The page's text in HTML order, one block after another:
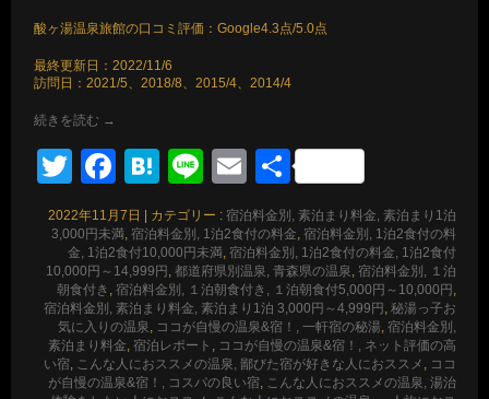
酸ヶ湯温泉旅館の口コミ評価：Google4.3点/5.0点
最終更新日：2022/11/6
訪問日：2021/5、2018/8、2015/4、2014/4
続きを読む →
TwitterFacebook
Hatena
LineEmail
共
有
2022年11月7日 カテゴリー : 宿泊料金別, 素泊まり料金, 素泊まり1泊
3,000円未満, 宿泊料金別, 1泊2食付の料金, 宿泊料金別, 1泊2食付の料
金, 1泊2食付10,000円未満, 宿泊料金別, 1泊2食付の料金, 1泊2食付
10,000円～14,999円 , 都道府県別温泉, 青森県の温泉, 宿泊料金別, １泊
朝食付き , 宿泊料金別, １泊朝食付き, １泊朝食付5,000円～10,000円 ,
宿泊料金別, 素泊まり料金, 素泊まり1泊 3,000円～4,999円 , 秘湯っ子お
気に入りの温泉, ココが自慢の温泉&宿！, 一軒宿の秘湯, 宿泊料金別,
素泊まり料金, 宿泊レポート , ココが自慢の温泉&宿！, ネット評価の高
い宿, こんな人におススメの温泉, 鄙びた宿が好きな人におススメ , ココ
が自慢の温泉&宿！, コスパの良い宿, こんな人におススメの温泉, 湯治